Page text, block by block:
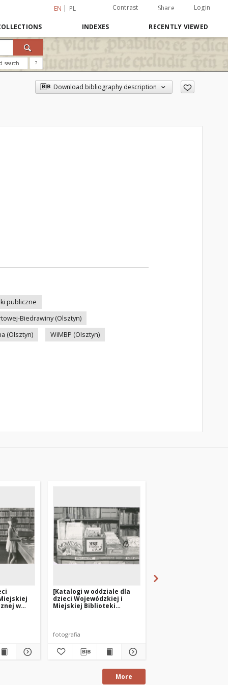
EN PL Contrast Share Login
INDEXES RECENTLY VIEWED
search ?
Download bibliography description
publiczne
Biedrawiny (Olsztyn)
(Olsztyn) WiMBP (Olsztyn)
w
[Katalogi w oddziale dla
dzieci Wojewódzkiej i
Miejskiej Biblioteki
fotografia
More